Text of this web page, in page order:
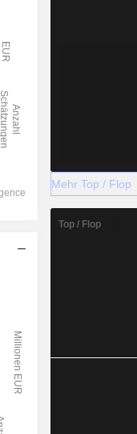
Mehr Top / Flop
Top / Flop